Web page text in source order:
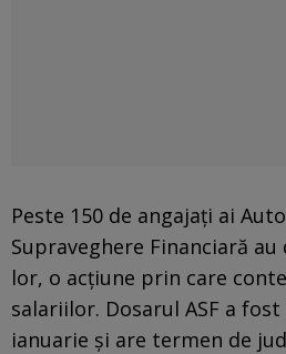
Peste 150 de angajați ai
Supraveghere Financiară
lor, o acțiune prin care
salariilor. Dosarul ASF a
ianuarie și are termen de